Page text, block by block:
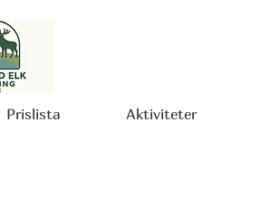
Prislista Aktiviteter